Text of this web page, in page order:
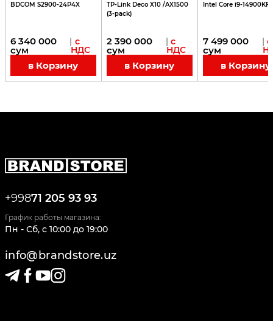
BDCOM S2900-24P4X
6 340 000
сум
| с
НДС
в Корзину
TP-Link Deco X10 /AX1500
(3-pack)
2 390 000
сум
| с
НДС
в Корзину
Intel Core i9-14900KF
7 499 000
сум
| с
в Корзину
+99871 205 93 93
График работы магазина:
Пн - Сб, c 10:00 до 19:00
info@brandstore.uz